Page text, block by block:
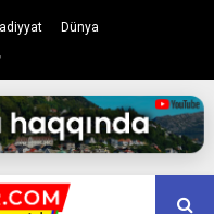
Dünya